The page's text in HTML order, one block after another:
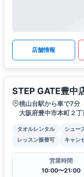
店舗情報
STEP GATE豊中
桃山台駅から車で7分
大阪府豊中市本町２
タオルレンタル シュー
レッスン振替可
キャン
営業時間
10:00〜21:00